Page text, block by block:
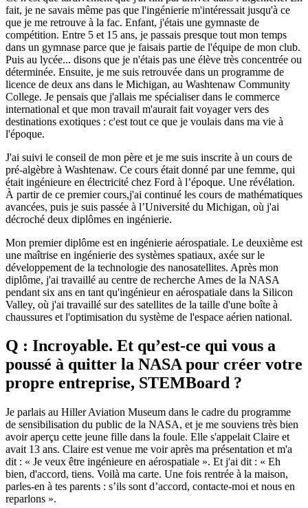
fait, je ne savais même pas que l'ingénierie m'intéressait jusqu'à ce
que je me retrouve à la fac. Enfant, j'étais une gymnaste de
compétition. Entre 5 et 15 ans, je passais presque tout mon temps
dans un gymnase parce que je faisais partie de l'équipe de mon club.
Puis au lycée... disons que je n'étais pas une élève très concentrée ou
déterminée. Ensuite, je me suis retrouvée dans un programme de
licence de deux ans dans le Michigan, au Washtenaw Community
College. Je pensais que j'allais me spécialiser dans le commerce
international et que mon travail m'aurait fait voyager vers des
destinations exotiques : c'est tout ce que je voulais dans ma vie à
l'époque.
J'ai suivi le conseil de mon père et je me suis inscrite à un cours de
pré-algèbre à Washtenaw. Ce cours était donné par une femme, qui
était ingénieure en électricité chez Ford à l’époque. Une révélation.
À partir de ce premier cours,j'ai continué les cours de mathématiques
avancées, puis je suis passée à l’Université du Michigan, où j'ai
décroché deux diplômes en ingénierie.
Mon premier diplôme est en ingénierie aérospatiale. Le deuxième est
une maîtrise en ingénierie des systèmes spatiaux, axée sur le
développement de la technologie des nanosatellites. Après mon
diplôme, j'ai travaillé au centre de recherche Ames de la NASA
pendant six ans en tant qu'ingénieur en aérospatiale dans la Silicon
Valley, où j'ai travaillé sur des satellites de la taille d'une boîte à
chaussures et l'optimisation du système de l'espace aérien national.
Q : Incroyable. Et qu’est-ce qui vous a
poussé à quitter la NASA pour créer votre
propre entreprise, STEMBoard ?
Je parlais au Hiller Aviation Museum dans le cadre du programme
de sensibilisation du public de la NASA, et je me souviens très bien
avoir aperçu cette jeune fille dans la foule. Elle s'appelait Claire et
avait 13 ans. Claire est venue me voir après ma présentation et m'a
dit : « Je veux être ingénieure en aérospatiale ». Et j'ai dit : « Eh
bien, d'accord, tiens. Voilà ma carte. Une fois rentrée à la maison,
parles-en à tes parents : s’ils sont d’accord, contacte-moi et nous en
reparlons ».